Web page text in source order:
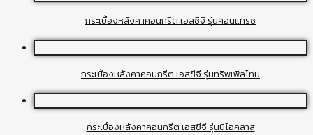
กระเบื้องหลังคาคอนกรีต เอสซีจี รุ่นคอนแทรซ
กระเบื้องหลังคาคอนกรีต เอสซีจี รุ่นทริพเพิลโทน
กระเบื้องหลังคาคอนกรีต เอสซีจี รุ่นนีโอคลาส